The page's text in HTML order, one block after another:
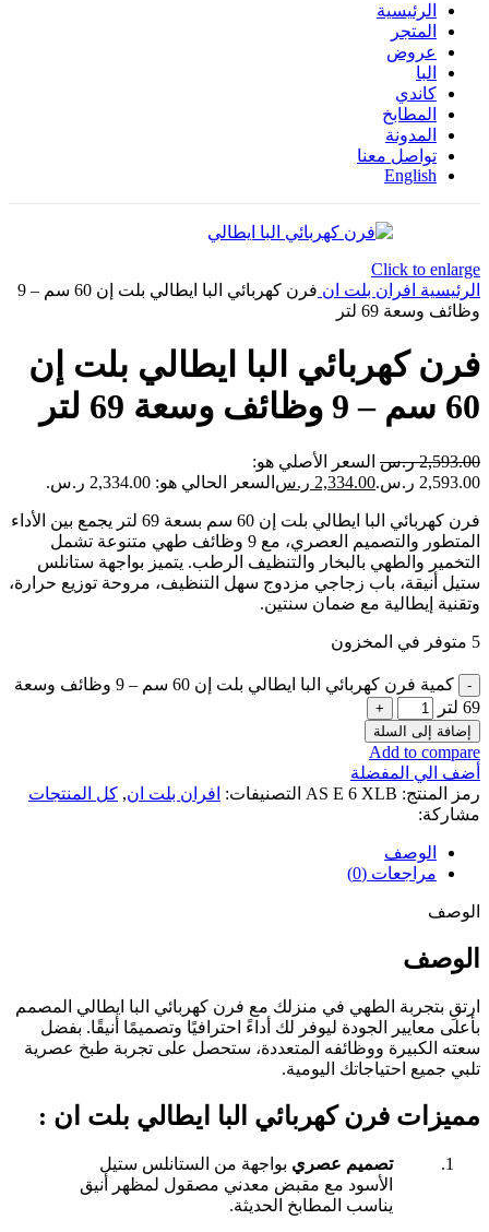
الرئيسية
المتجر
عروض
البا
كاندي
المطابخ
المدونة
تواصل معنا
English
Click to enlarge
الرئيسية افران بلت ان
فرن كهربائي البا ايطالي بلت إن 60 سم – 9
وظائف وسعة 69 لتر
فرن كهربائي البا ايطالي بلت إن
60 سم – 9 وظائف وسعة 69 لتر
2,593.00 ر.س السعر الأصلي هو:
2,593.00 ر.س.
2,334.00 ر.س السعر الحالي هو: 2,334.00 ر.س.
فرن كهربائي البا ايطالي بلت إن 60 سم بسعة 69 لتر يجمع بين الأداء
المتطور والتصميم العصري، مع 9 وظائف طهي متنوعة تشمل
التخمير والطهي بالبخار والتنظيف الرطب. يتميز بواجهة ستانلس
ستيل أنيقة، باب زجاجي مزدوج سهل التنظيف، مروحة توزيع حرارة،
وتقنية إيطالية مع ضمان سنتين.
5 متوفر في المخزون
كمية فرن كهربائي البا ايطالي بلت إن 60 سم – 9 وظائف وسعة
69 لتر
إضافة إلى السلة
Add to compare
أضف الي المفضلة
رمز المنتج: AS E 6 XLB التصنيفات: افران بلت ان, كل المنتجات
مشاركة:
الوصف
مراجعات (0)
الوصف
الوصف
ارتقِ بتجربة الطهي في منزلك مع فرن كهربائي البا ايطالي المصمم
بأعلى معايير الجودة ليوفر لك أداءً احترافيًا وتصميمًا أنيقًا. بفضل
سعته الكبيرة ووظائفه المتعددة، ستحصل على تجربة طبخ عصرية
تلبي جميع احتياجاتك اليومية.
مميزات فرن كهربائي البا ايطالي بلت ان :
تصميم عصري بواجهة من الستانلس ستيل
الأسود مع مقبض معدني مصقول لمظهر أنيق
يناسب المطابخ الحديثة.